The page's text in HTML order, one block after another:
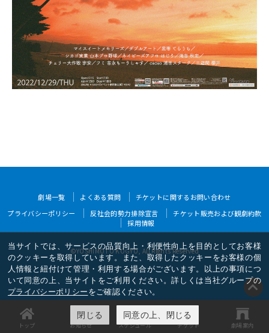
トップ お知らせ スケジュール チケット 劇場案内
当サイトでは、サービスの品質向上・利便性向上を目的としてお客様
のクッキーを取得しています。また、取得したクッキーをお客様の個
人情報と紐付けて管理・利用する場合がございます。以上の事項につ
いて同意の上、当サイトをご利用ください。詳しくは当社グループの
プライバシーポリシーをご確認ください。
閉じる 同意の上、閉じる
劇場一覧 よくある質問
チケットに関するお問い合わせ
プライバシーポリシー
反社会的勢力排除宣言
チケット販売および観劇約款
採用情報
©YOSHIMOTO KOGYO, All Rights Reserved